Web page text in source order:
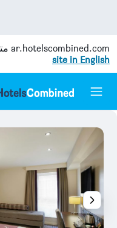
ar.hotelscombined.com
site in English